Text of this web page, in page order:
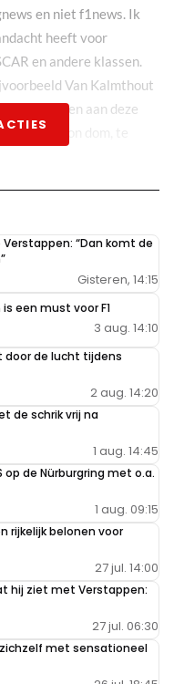
en niet f1news. Ik
heeft voor
en andere klassen.
Van Kalmthout
minder en aan deze
Gewoon dom, te
al het racing nieuws
kopje F1 Nieuws klikt en
tegenkomt, dan gaat
“Dan komt de
Gisteren, 14:15
een must voor F1
3 aug. 14:10
door de lucht tijdens
2 aug. 14:20
de schrik vrij na
1 aug. 14:45
op de Nürburgring met o.a.
1 aug. 09:15
rijkelijk belonen voor
27 jul. 14:00
hij ziet met Verstappen:
27 jul. 06:30
met sensationeel